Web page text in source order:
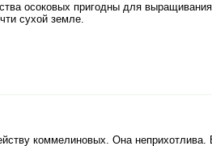
осоковых пригодны для
сухой земле.
коммелиновых. Она неприхотлива.